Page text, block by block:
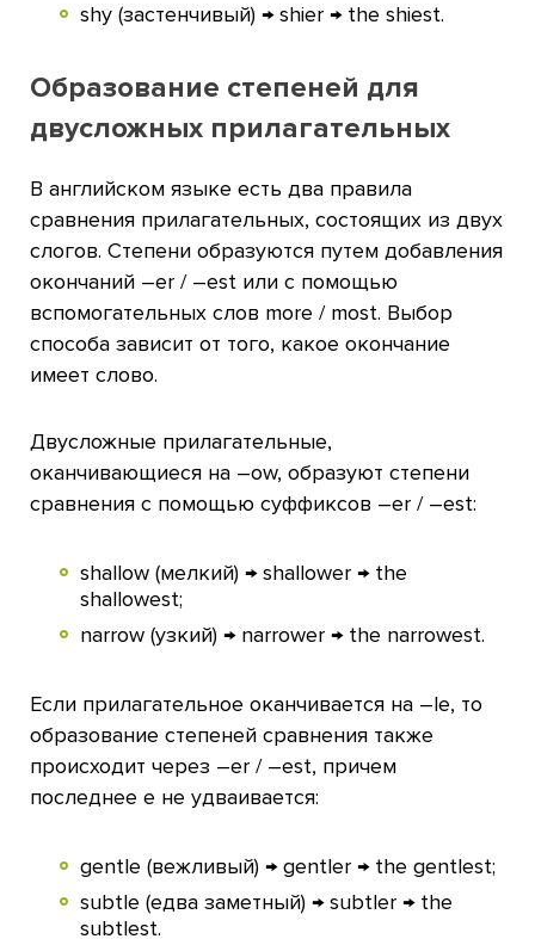
shy (застенчивый) → shier → the shiest.
Образование степеней для
двусложных прилагательных
В английском языке есть два правила
сравнения прилагательных, состоящих из двух
слогов. Степени образуются путем добавления
окончаний –er / –est или с помощью
вспомогательных слов more / most. Выбор
способа зависит от того, какое окончание
имеет слово.
Двусложные прилагательные,
оканчивающиеся на –ow, образуют степени
сравнения с помощью суффиксов –er / –est:
shallow (мелкий) → shallower → the
shallowest;
narrow (узкий) → narrower → the narrowest.
Если прилагательное оканчивается на –le, то
образование степеней сравнения также
происходит через –er / –est, причем
последнее e не удваивается:
gentle (вежливый) → gentler → the gentlest;
subtle (едва заметный) → subtler → the
subtlest.